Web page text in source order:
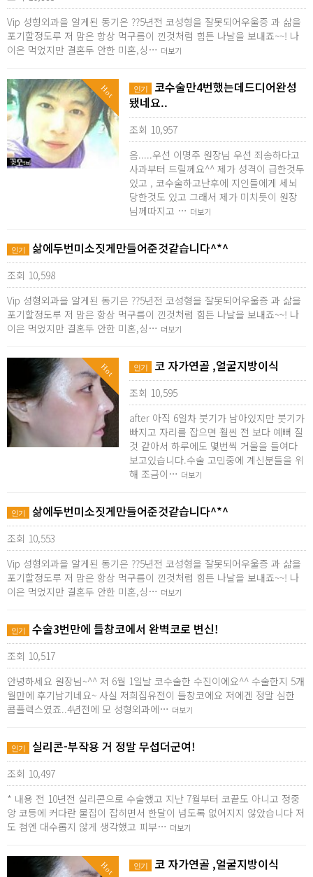
Vip 성형외과을 알게된 동기은 ??5년전 코성형을 잘못되어우울증 과 삶을
포기할정도루 저 맘은 항상 먹구름이 낀것처럼 힘든 나날을 보내죠~~! 나
이은 먹었지만 결혼두 안한 미혼,싱… 더보기
Hot 인기
코수술만4번했는데드디어완성
됐네요..
조회 10,957
음.....우선 이명주 원장님 우선 죄송하다고
사과부터 드릴께요^^ 제가 성격이 급한것두
있고 , 코수술하고난후에 지인들에게 세뇌
당한것도 있고 그래서 제가 미치듯이 원장
님께따지고 … 더보기
인기 삶에두번미소짓게만들어준것같습니다^*^
조회 10,598
Vip 성형외과을 알게된 동기은 ??5년전 코성형을 잘못되어우울증 과 삶을
포기할정도루 저 맘은 항상 먹구름이 낀것처럼 힘든 나날을 보내죠~~! 나
이은 먹었지만 결혼두 안한 미혼,싱… 더보기
Hot 인기 코 자가연골 ,얼굴지방이식
조회 10,595
after 아직 6일차 붓기가 남아있지만 붓기가
빠지고 자리를 잡으면 훨씬 전 보다 예뻐 질
것 같아서 하루에도 몇번씩 거울을 들여다
보고있습니다.수술 고민중에 계신분들을 위
해 조금이… 더보기
인기 삶에두번미소짓게만들어준것같습니다^*^
조회 10,553
Vip 성형외과을 알게된 동기은 ??5년전 코성형을 잘못되어우울증 과 삶을
포기할정도루 저 맘은 항상 먹구름이 낀것처럼 힘든 나날을 보내죠~~! 나
이은 먹었지만 결혼두 안한 미혼,싱… 더보기
인기 수술3번만에 들창코에서 완벽코로 변신!
조회 10,517
안녕하세요 원장님~^^ 저 6월 1일날 코수술한 수진이에요^^ 수술한지 5개
월만에 후기남기네요~ 사실 저희집유전이 들창코에요 저에겐 정말 심한
콤플렉스였죠..4년전에 모 성형외과에… 더보기
인기 실리콘-부작용 거 정말 무섭더군여!
조회 10,497
* 내용 전 10년전 실리콘으로 수술했고 지난 7월부터 코끝도 아니고 정중
앙 코등에 커다란 물집이 잡히면서 한달이 넘도록 없어지지 않았습니다 저
도 첨엔 대수롭지 않게 생각했고 피부… 더보기
Hot 인기 코 자가연골 ,얼굴지방이식